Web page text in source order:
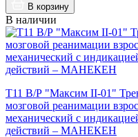
В корзину
В наличии
Т11 В/Р "Максим II-01"
мозговой реанимации
механический с
действий – МАНЕКЕН